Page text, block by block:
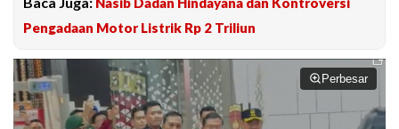
Pengadaan Motor Listrik Rp 2 Triliun
Perbesar